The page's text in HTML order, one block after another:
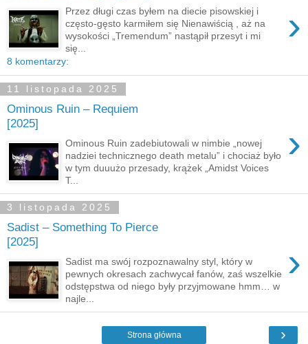
›
Przez długi czas byłem na diecie pisowskiej i
często-gęsto karmiłem się Nienawiścią , aż na
wysokości „Tremendum” nastąpił przesyt i mi
się...
8 komentarzy:
11 listopada 2025
Ominous Ruin – Requiem
[2025]
›
Ominous Ruin zadebiutowali w nimbie „nowej
nadziei technicznego death metalu” i chociaż było
w tym duuużo przesady, krążek „Amidst Voices
T...
3 listopada 2025
Sadist – Something To Pierce
[2025]
›
Sadist ma swój rozpoznawalny styl, który w
pewnych okresach zachwycał fanów, zaś wszelkie
odstępstwa od niego były przyjmowane hmm… w
najle...
›
Strona główna